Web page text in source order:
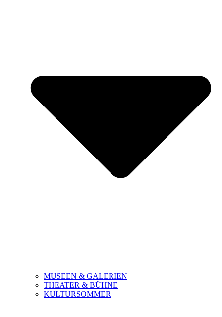
MUSEEN & GALERIEN
THEATER & BÜHNE
KULTURSOMMER